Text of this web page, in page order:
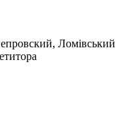
Ломівський